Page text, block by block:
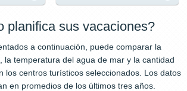
planifica sus vacaciones?
a continuación, puede comparar la
la temperatura del agua de mar y la cantidad
los centros turísticos seleccionados. Los datos
en promedios de los últimos tres años.